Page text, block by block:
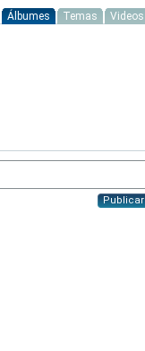
Álbumes Temas Videos
Publicar